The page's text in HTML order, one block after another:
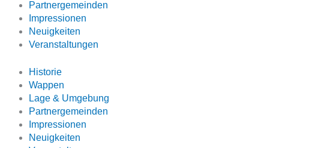
Partnergemeinden
Impressionen
Neuigkeiten
Veranstaltungen
Historie
Wappen
Lage & Umgebung
Partnergemeinden
Impressionen
Neuigkeiten